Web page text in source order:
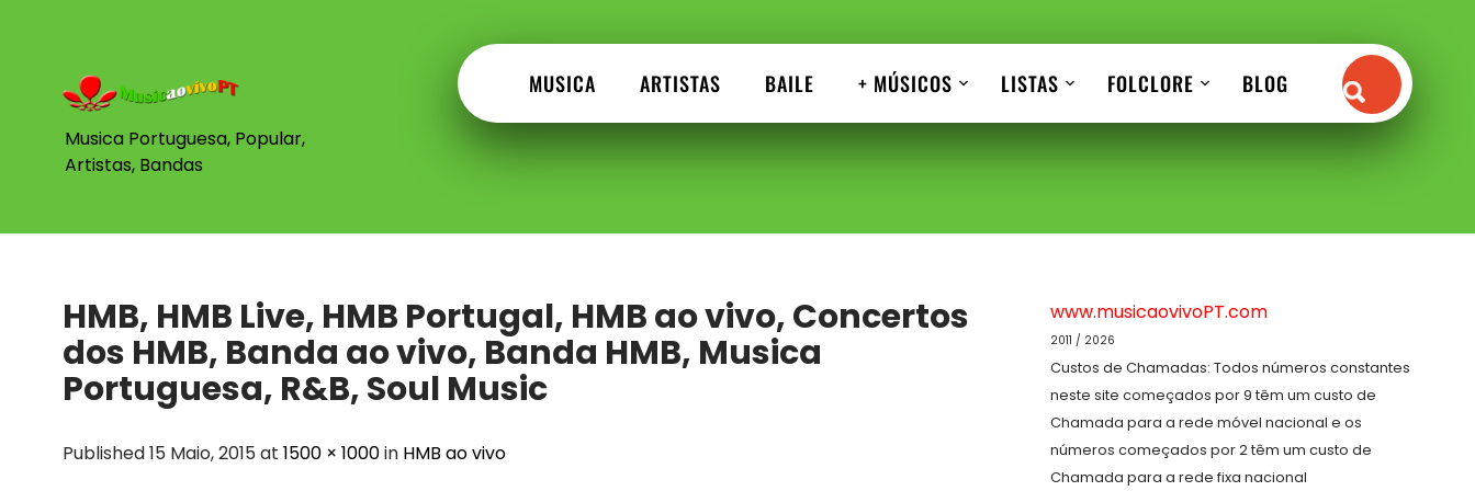
Musica Portuguesa, Popular,
Artistas, Bandas
MUSICA ARTISTAS BAILE + MÚSICOS LISTAS FOLCLORE BLOG
HMB, HMB Live, HMB Portugal, HMB ao vivo, Concertos
dos HMB, Banda ao vivo, Banda HMB, Musica
Portuguesa, R&B, Soul Music
Published 15 Maio, 2015 at 1500 × 1000in HMB ao vivo
www.musicaovivoPT.com
2011 / 2026
Custos de Chamadas: Todos números constantes
neste site começados por 9 têm um custo de
Chamada para a rede móvel nacional e os
números começados por 2 têm um custo de
Chamada para a rede fixa nacional